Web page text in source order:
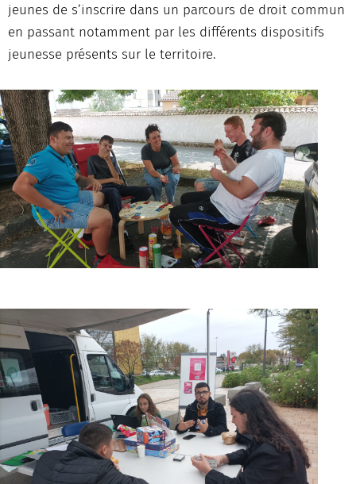
jeunes de s’inscrire dans un parcours de droit commun
en passant notamment par les différents dispositifs
jeunesse présents sur le territoire.